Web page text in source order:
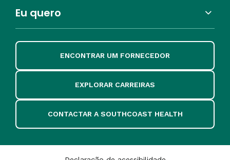
Eu quero
ENCONTRAR UM FORNECEDOR
EXPLORAR CARREIRAS
CONTACTAR A SOUTHCOAST HEALTH